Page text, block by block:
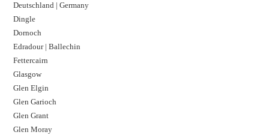
Deutschland | Germany
Dingle
Dornoch
Edradour | Ballechin
Fettercairn
Glasgow
Glen Elgin
Glen Garioch
Glen Grant
Glen Moray